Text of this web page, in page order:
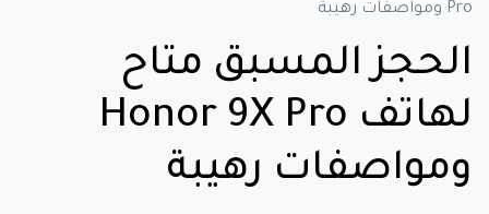
Pro ومواصفات رهيبة
الحجز المسبق متاح
لهاتف Honor 9X Pro
ومواصفات رهيبة